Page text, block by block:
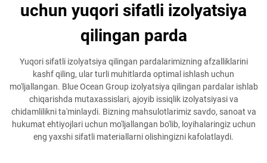
uchun yuqori sifatli izolyatsiya
qilingan parda
Yuqori sifatli izolyatsiya qilingan pardalarimizning afzalliklarini
kashf qiling, ular turli muhitlarda optimal ishlash uchun
mo'ljallangan. Blue Ocean Group izolyatsiya qilingan pardalar ishlab
chiqarishda mutaxassislari, ajoyib issiqlik izolyatsiyasi va
chidamlilikni ta'minlaydi. Bizning mahsulotlarimiz savdo, sanoat va
hukumat ehtiyojlari uchun mo'ljallangan bo'lib, loyihalaringiz uchun
eng yaxshi sifatli materiallarni olishingizni kafolatlaydi.